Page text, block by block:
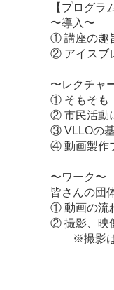
【プログラ
〜導入〜
① 講座の趣
② アイスブ
〜レクチャ
① そもそも
② 市民活動
③ VLLOの
④ 動画製作
〜ワーク〜
皆さんの団
① 動画の流
② 撮影、映
※撮影は支